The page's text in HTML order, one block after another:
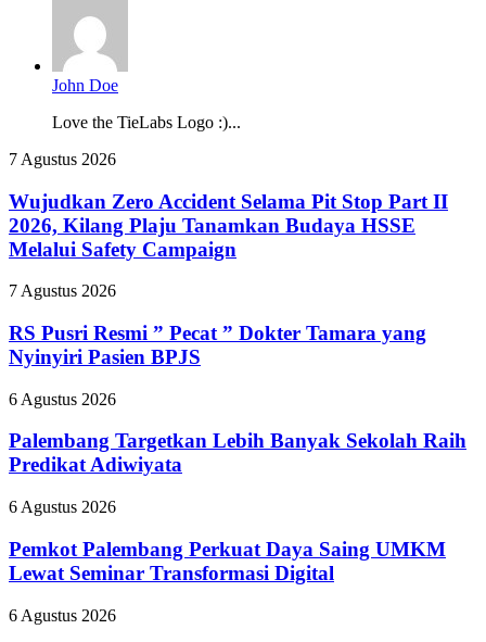
John Doe
Love the TieLabs Logo :)...
Wujudkan
Accident
Selama
Pit
Stop
II
Kilang
Plaju
Tanamkan
Budaya
HSSE
Melalui
Safety
Campaign
7 Agustus 2026
Wujudkan Zero Accident Selama Pit Stop Part II
2026, Kilang Plaju Tanamkan Budaya HSSE
Melalui Safety Campaign
RS
Resmi
”
Pecat
Dokter
yang
Nyinyiri
BPJS
7 Agustus 2026
RS Pusri Resmi ” Pecat ” Dokter Tamara yang
Nyinyiri Pasien BPJS
Palembang
Lebih
Banyak
Sekolah
Predikat
6 Agustus 2026
Palembang Targetkan Lebih Banyak Sekolah Raih
Predikat Adiwiyata
Pemkot
Perkuat
Daya
Saing
Lewat
6 Agustus 2026
Pemkot Palembang Perkuat Daya Saing UMKM
Lewat Seminar Transformasi Digital
Bupati
6 Agustus 2026